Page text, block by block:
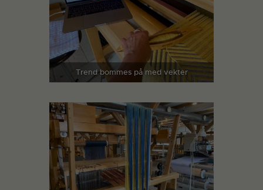
Trend bommes på med vekter